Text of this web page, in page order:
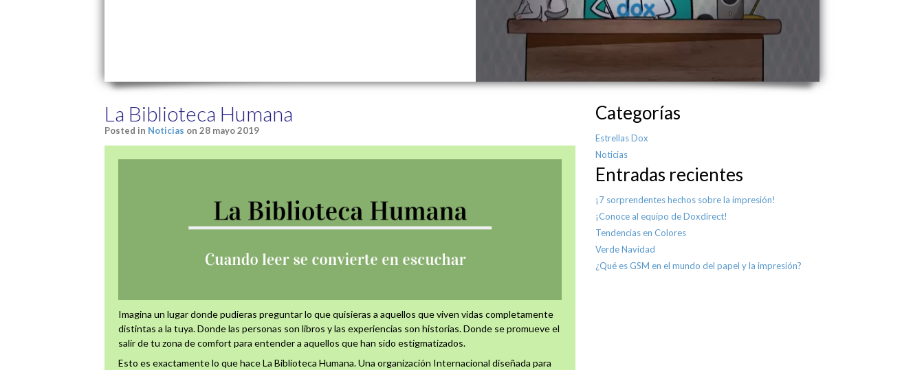
La Biblioteca Humana
Posted in Noticias on 28 mayo 2019
Imagina un lugar donde pudieras preguntar lo que quisieras a aquellos que viven vidas completamente
distintas a la tuya. Donde las personas son libros y las experiencias son historias. Donde se promueve el
salir de tu zona de comfort para entender a aquellos que han sido estigmatizados.
Esto es exactamente lo que hace La Biblioteca Humana. Una organización Internacional diseñada para
Categorías
Estrellas Dox
Noticias
Entradas recientes
¡7 sorprendentes hechos sobre la impresión!
¡Conoce al equipo de Doxdirect!
Tendencias en Colores
Verde Navidad
¿Qué es GSM en el mundo del papel y la impresión?